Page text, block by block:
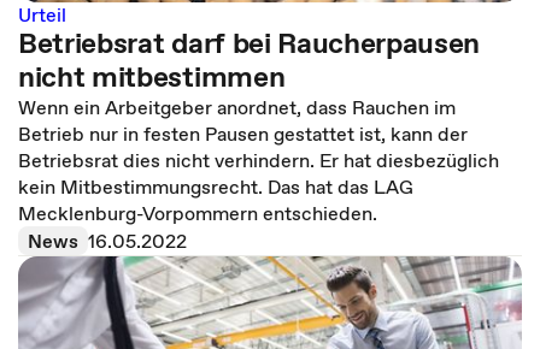
Urteil
Betriebsrat darf bei Raucherpausen
nicht mitbestimmen
Wenn ein Arbeitgeber anordnet, dass Rauchen im
Betrieb nur in festen Pausen gestattet ist, kann der
Betriebsrat dies nicht verhindern. Er hat diesbezüglich
kein Mitbestimmungsrecht. Das hat das LAG
Mecklenburg-Vorpommern entschieden.
News 16.05.2022